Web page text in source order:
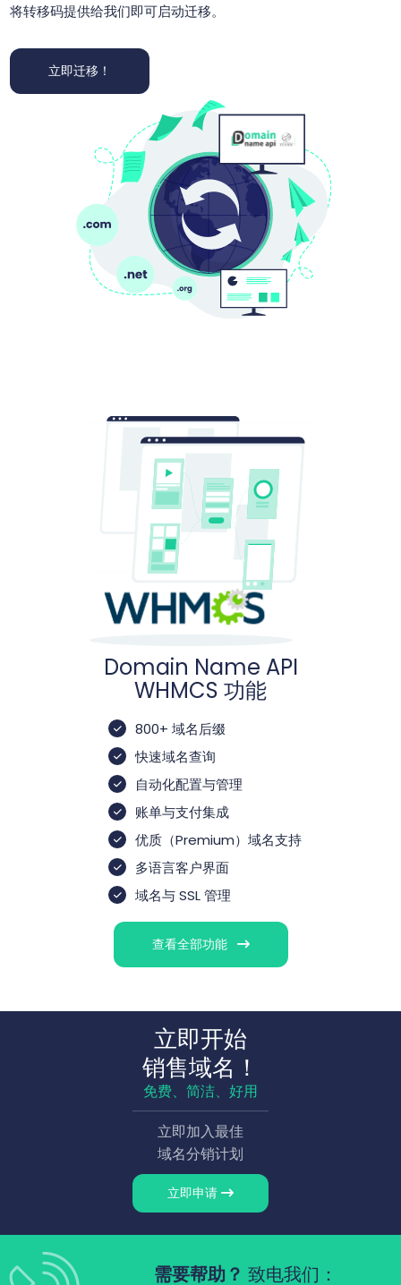
将转移码提供给我们即可启动迁移。
立即迁移！
Domain Name API
WHMCS 功能
800+ 域名后缀
快速域名查询
自动化配置与管理
账单与支付集成
优质（Premium）域名支持
多语言客户界面
域名与 SSL 管理
查看全部功能
立即开始
销售域名！
免费、简洁、好用
立即加入最佳
域名分销计划
立即申请
需要帮助？ 致电我们：